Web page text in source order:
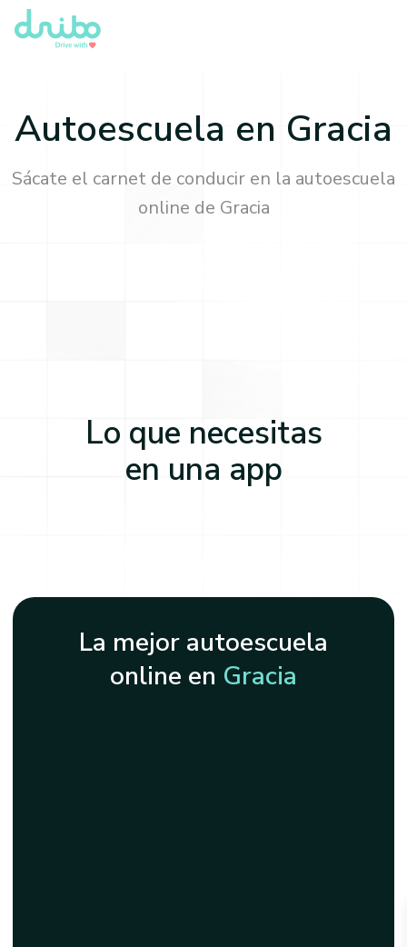
Autoescuela en Gracia
Sácate el carnet de conducir en la autoescuela
online de Gracia
Lo que necesitas
en una app
La mejor autoescuela
online en Gracia